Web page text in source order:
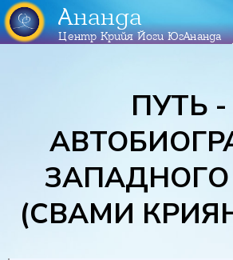
Ананда
Центр Крийя Йоги ЮгАнанда
ПУТЬ -
ЗАПАДНОГО
(СВАМИ